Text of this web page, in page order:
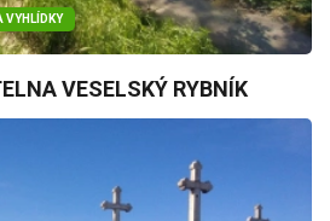
VYHLÍDKY
VESELSKÝ RYBNÍK